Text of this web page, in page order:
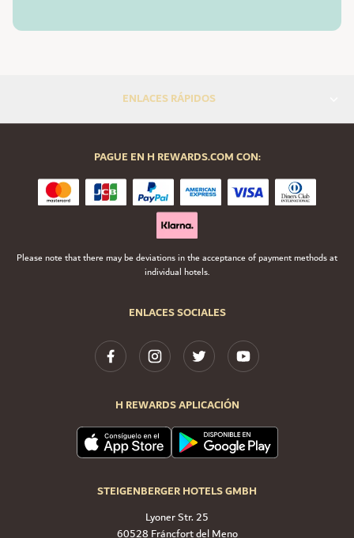
ENLACES RÁPIDOS
ENLACES SOCIALES
H REWARDS APLICACIÓN
STEIGENBERGER HOTELS GMBH
Lyoner Str. 25
60528 Fráncfort del Meno
PAGUE EN H REWARDS.COM CON:
Please note that there may be deviations in the acceptance of payment methods at
individual hotels.